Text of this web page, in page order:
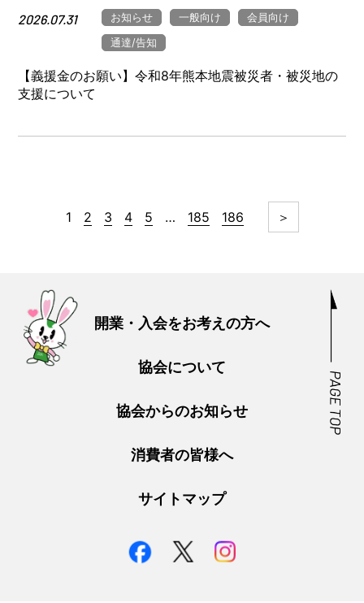
2026.07.31 お知らせ 一般向け
会員向け
通達/告知
【義援金のお願い】令和8年熊本地震被災者・被災地の
支援について
1 2 3 4 5 … 185 186 ＞
開業・入会をお考えの方へ
協会について
協会からのお知らせ
消費者の皆様へ
サイトマップ